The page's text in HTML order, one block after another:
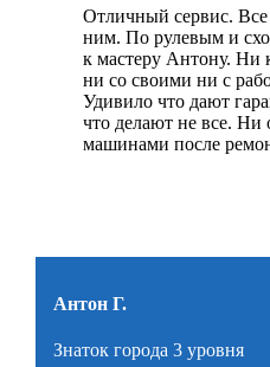
Отличный сервис.
ним. По рулевым и
к мастеру Антону. Ни
ни со своими ни с
Удивило что дают
что делают не все.
машинами после
Антон Г.
Знаток города 3 уровня